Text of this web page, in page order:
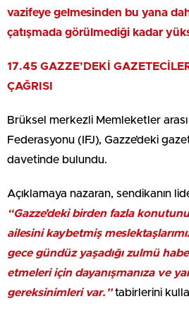
vazifeye gelmesinden bu yana
çatışmada görülmediği kadar
17.45 GAZZE’DEKİ
ÇAĞRISI
Brüksel merkezli Memleketler
Federasyonu (IFJ), Gazze’deki
davetinde bulundu.
Açıklamaya nazaran, sendikanın
“Gazze’deki birden fazla
ailesini kaybetmiş
gece gündüz yaşadığı zulmü
etmeleri için dayanışmanıza ve
gereksinimleri var.”tabirlerini